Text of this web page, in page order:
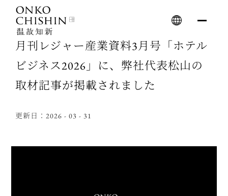
content
月刊レジャー産業資料3月号「ホテル
ビジネス2026」に、弊社代表松山の
取材記事が掲載されました
更新日：2026 - 03 - 31